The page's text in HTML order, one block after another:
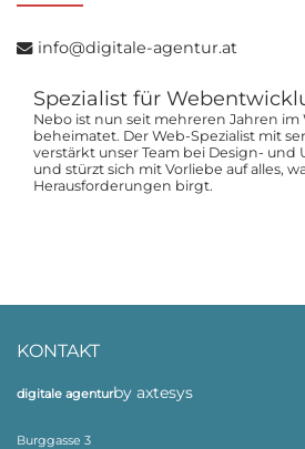
info@digitale-agentur.at
Spezialist für
Nebo ist nun seit mehreren Jahren
beheimatet. Der Web-Spezialist mit
verstärkt unser Team bei Design-
und stürzt sich mit Vorliebe auf alles,
Herausforderungen birgt.
KONTAKT
digitale agenturby axtesys
Burggasse 3